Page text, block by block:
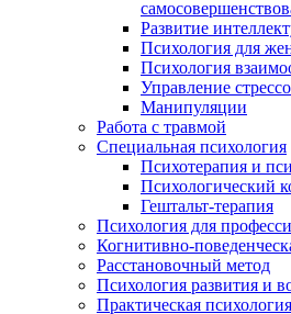
Развитие
Психология для
Психология
Управление
Манипуляции
Работа с травмой
Специальная психология
Психотерапия и
Психологический
Гештальт-терапия
Психология для
Когнитивно-
Расстановочный метод
Психология развития и
Практическая психология